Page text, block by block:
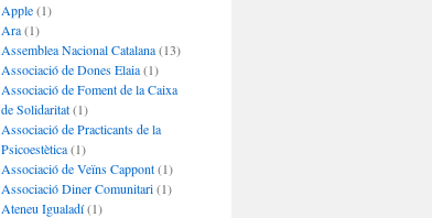
Apple(1)
Ara(1)
Assemblea Nacional Catalana(13)
Associació de Dones Elaia(1)
Associació de Foment de la Caixa
de Solidaritat(1)
Associació de Practicants de la
Psicoestètica(1)
Associació de Veïns Cappont(1)
Associació Diner Comunitari(1)
Ateneu Igualadí(1)